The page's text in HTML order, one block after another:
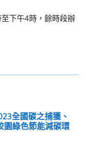
下午4時，餘時段辦
全國碳之捕獲、
園綠色節能減碳環